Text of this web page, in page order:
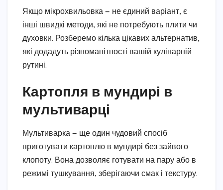
Якщо мікрохвильовка — не єдиний варіант, є
інші швидкі методи, які не потребують плити чи
духовки. Розберемо кілька цікавих альтернатив,
які додадуть різноманітності вашій кулінарній
рутині.
Картопля в мундирі в
мультиварці
Мультиварка — ще один чудовий спосіб
приготувати картоплю в мундирі без зайвого
клопоту. Вона дозволяє готувати на пару або в
режимі тушкування, зберігаючи смак і текстуру.